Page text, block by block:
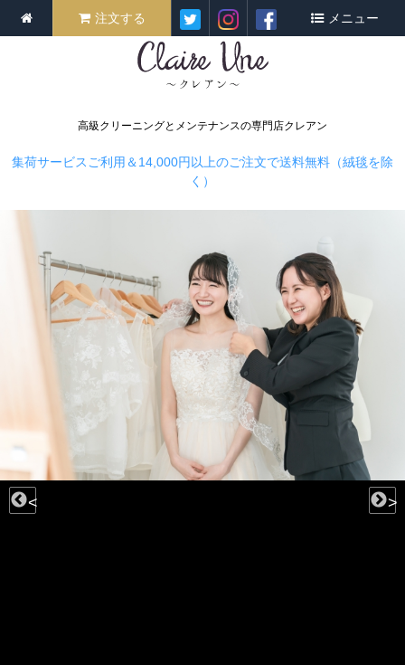
高級クリーニングとメンテナンスの専門店クレアン
注文する メニュー
集荷サービスご利用＆14,000円以上のご注文で送料無料（絨毯を除
く）
< >